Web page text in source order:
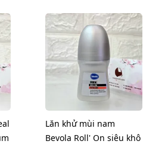
Lăn khử mùi nam
Bevola Roll' On siêu khô